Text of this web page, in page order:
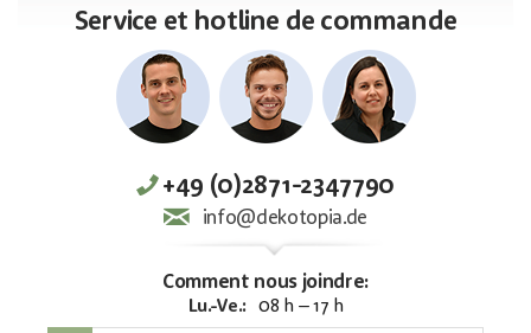
Service et hotline de commande
+49 (0)2871-2347790
info@dekotopia.de
Comment nous joindre:
Lu.-Ve.: 08 h – 17 h